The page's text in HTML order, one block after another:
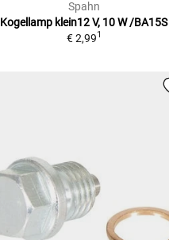
Spahn
Kogellamp klein12 V, 10 W /BA15S
€ 2,991